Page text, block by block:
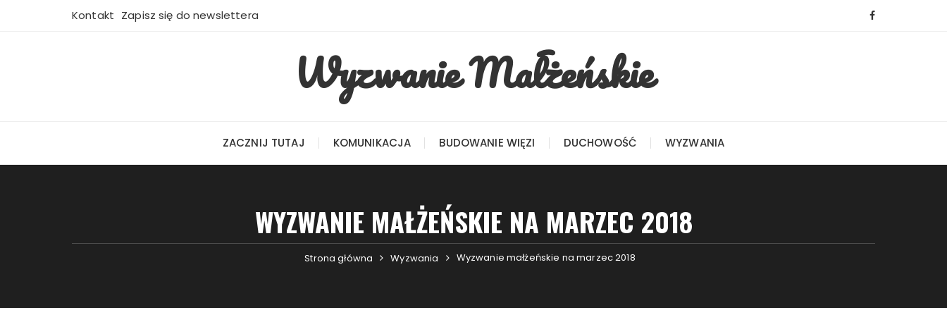
Kontakt Zapisz się do newslettera
Wyzwanie Małżeńskie
ZACZNIJ TUTAJ KOMUNIKACJA BUDOWANIE WIĘZI DUCHOWOŚĆ WYZWANIA
WYZWANIE MAŁŻEŃSKIE NA MARZEC 2018
Strona główna Wyzwania Wyzwanie małżeńskie na marzec 2018